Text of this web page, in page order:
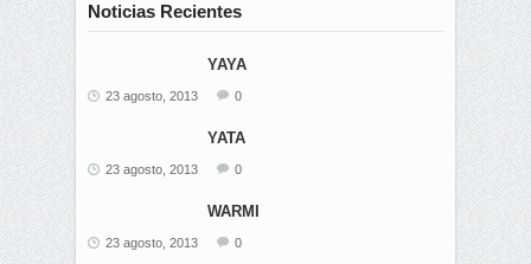
Noticias Recientes
YAYA
23 agosto, 2013 0
YATA
23 agosto, 2013 0
WARMI
23 agosto, 2013 0